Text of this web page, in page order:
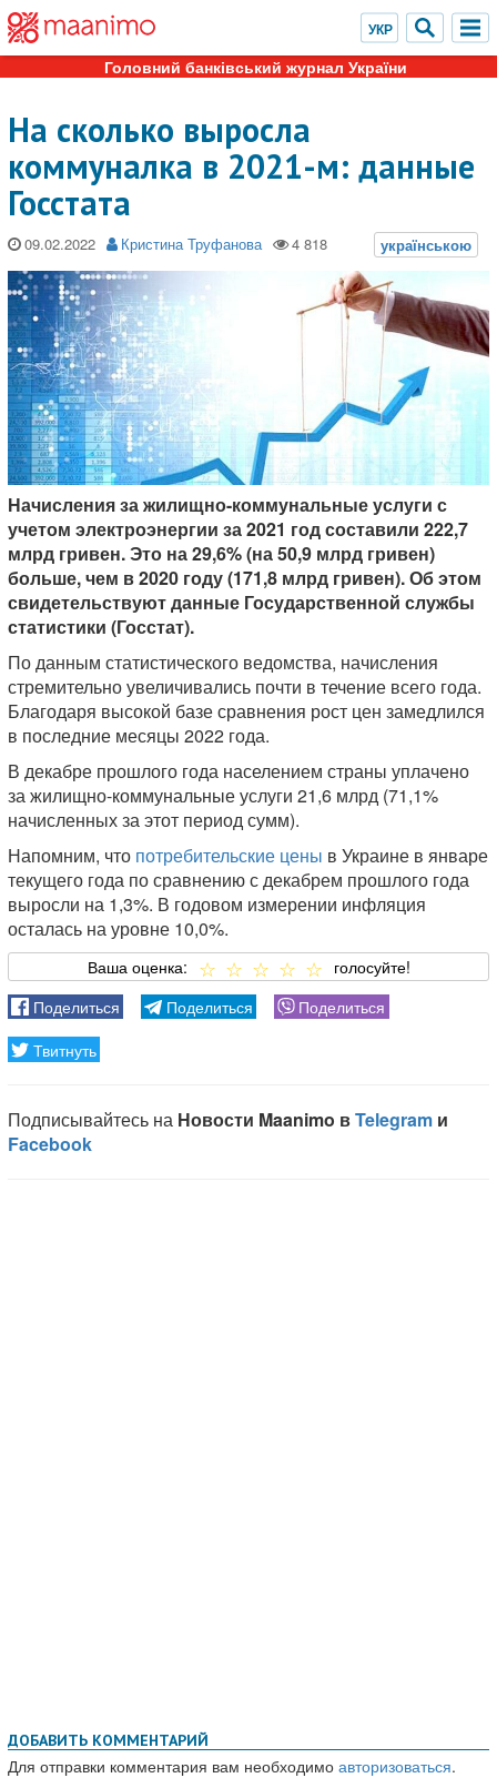
Головний банківський журнал України
На сколько выросла
коммуналка в 2021-м: данные
Госстата
09.02.2022 Кристина Труфанова
Начисления за жилищно-коммунальные услуги с
учетом электроэнергии за 2021 год составили 222,7
млрд гривен. Это на 29,6% (на 50,9 млрд гривен)
больше, чем в 2020 году (171,8 млрд гривен). Об этом
свидетельствуют данные Государственной службы
статистики (Госстат).
По данным статистического ведомства, начисления
стремительно увеличивались почти в течение всего года.
Благодаря высокой базе сравнения рост цен замедлился
в последние месяцы 2022 года.
В декабре прошлого года населением страны уплачено
за жилищно-коммунальные услуги 21,6 млрд (71,1%
начисленных за этот период сумм).
Напомним, что потребительские цены в Украине в январе
текущего года по сравнению с декабрем прошлого года
выросли на 1,3%. В годовом измерении инфляция
осталась на уровне 10,0%.
ДОБАВИТЬ КОММЕНТАРИЙ
Для отправки комментария вам необходимо авторизоваться.